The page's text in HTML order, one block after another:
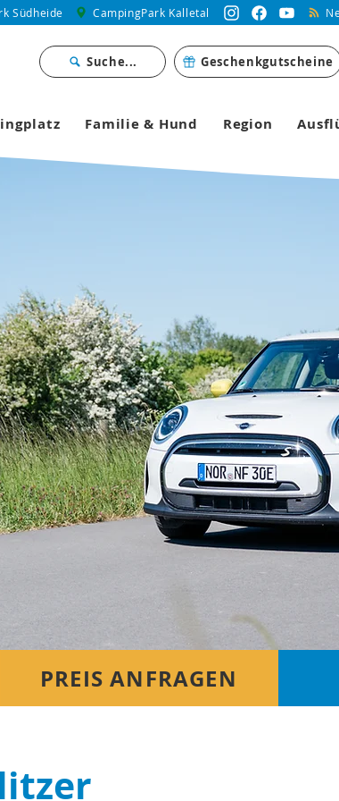
Südheide CampingPark Kalletal
Suche... Geschenkgutscheine
Familie & Hund Region
PREIS ANFRAGEN